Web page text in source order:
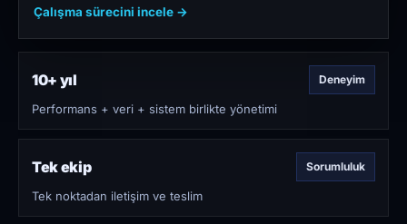
Çalışma sürecini incele →
10+ yıl Deneyim
Performans + veri + sistem birlikte yönetimi
Tek ekip Sorumluluk
Tek noktadan iletişim ve teslim